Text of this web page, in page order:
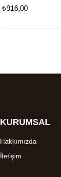
₺916,00
KURUMSAL
Hakkımızda
İletişim